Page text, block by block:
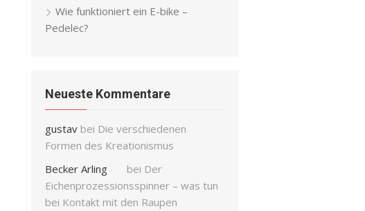
Wie funktioniert ein E-bike –
Pedelec?
Neueste Kommentare
gustav bei Die verschiedenen
Formen des Kreationismus
Becker Arling
bei Der
Eichenprozessionsspinner – was tun
bei Kontakt mit den Raupen